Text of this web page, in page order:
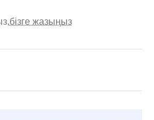
бізге жазыңыз